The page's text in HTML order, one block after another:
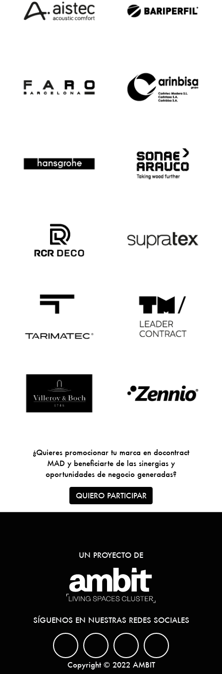
¿Quieres promocionar tu marca en docontract
MAD y beneficiarte de las sinergias y
oportunidades de negocio generadas?
QUIERO PARTICIPAR
UN PROYECTO DE
SÍGUENOS EN NUESTRAS REDES SOCIALES
Copyright © 2022 AMBIT